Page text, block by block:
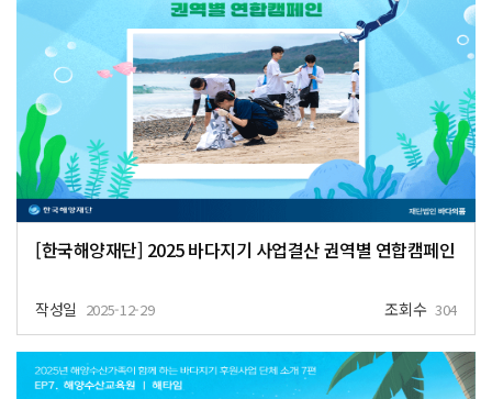
[한국해양재단] 2025 바다지기 사업결산 권역별 연합캠페인
작성일 2025-12-29 조회수 304